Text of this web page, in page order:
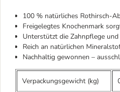
100 % natürliches Rothirsch-
Freigelegtes Knochenmark
Unterstützt die Zahnpflege
Reich an natürlichen
Nachhaltig gewonnen –
Verpackungsgewicht (kg)